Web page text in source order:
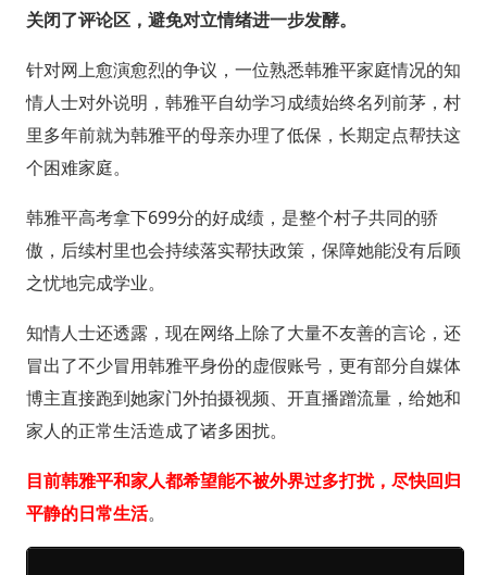
关闭了评论区，避免对立情绪进一步发酵。
针对网上愈演愈烈的争议，一位熟悉韩雅平家庭情况的知
情人士对外说明，韩雅平自幼学习成绩始终名列前茅，村
里多年前就为韩雅平的母亲办理了低保，长期定点帮扶这
个困难家庭。
韩雅平高考拿下699分的好成绩，是整个村子共同的骄
傲，后续村里也会持续落实帮扶政策，保障她能没有后顾
之忧地完成学业。
知情人士还透露，现在网络上除了大量不友善的言论，还
冒出了不少冒用韩雅平身份的虚假账号，更有部分自媒体
博主直接跑到她家门外拍摄视频、开直播蹭流量，给她和
家人的正常生活造成了诸多困扰。
目前韩雅平和家人都希望能不被外界过多打扰，尽快回归
平静的日常生活。